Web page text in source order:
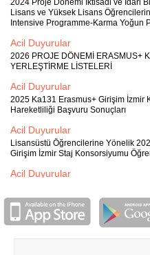
2024 Proje Dönemi İktisadi ve İdari
Lisans ve Yüksek Lisans
Intensive Programme-Karma Yoğun
Acil Duyurular
2026 PROJE DÖNEMİ ERASMUS+
YERLEŞTİRME LİSTELERİ
Acil Duyurular
2025 Ka131 Erasmus+ Girişim İzmir
Hareketliliği Başvuru Sonuçları
Acil Duyurular
Lisansüstü Öğrencilerine Yönelik
Girişim İzmir Staj Konsorsiyumu
Acil Duyurular